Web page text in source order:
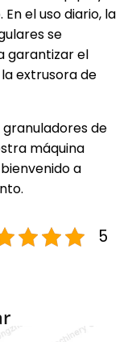
el uso diario, la
se
garantizar el
extrusora de
de
máquina
a
5